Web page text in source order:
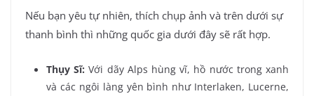
Nếu bạn yêu tự nhiên, thích chụp ảnh và trên dưới sự
thanh bình thì những quốc gia dưới đây sẽ rất hợp.
Thụy Sĩ: Với dãy Alps hùng vĩ, hồ nước trong xanh
và các ngôi làng yên bình như Interlaken, Lucerne,